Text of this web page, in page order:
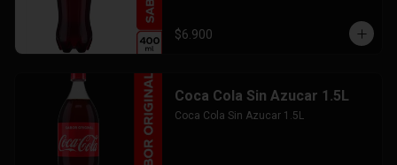
$6.900
Coca Cola Sin Azucar 1.5L
Coca Cola Sin Azucar 1.5L